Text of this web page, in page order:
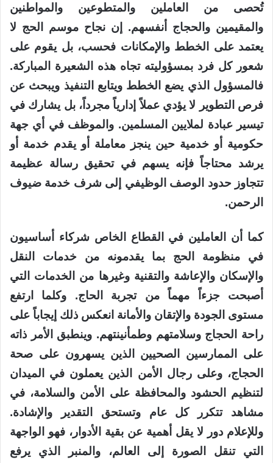
تُحصى من العاملين والمتطوعين والمواطنين
والمقيمين والحجاج أنفسهم. إن نجاح موسم الحج لا
يعتمد على الخطط والإمكانات فحسب، بل يقوم على
شعور كل فرد بمسؤوليته تجاه هذه الشعيرة المباركة.
فالمسؤول الذي يضع الخطط ويتابع التنفيذ ويبحث عن
فرص التطوير لا يؤدي عملاً إدارياً مجرداً، بل يشارك في
تيسير عبادة لملايين المسلمين. والموظف في أي جهة
حكومية أو خدمية حين ينجز معاملة أو يقدم خدمة أو
يرشد محتاجاً فإنه يسهم في تحقيق رسالة عظيمة
تتجاوز حدود الوصف الوظيفي إلى شرف خدمة ضيوف
الرحمن.
كما أن العاملين في القطاع الخاص شركاء أساسيون
في منظومة الحج بما يقدمونه من خدمات النقل
والإسكان والإعاشة والتقنية وغيرها من الخدمات التي
أصبحت جزءاً مهماً من تجربة الحاج. وكلما ارتفع
مستوى الجودة والإتقان والأمانة انعكس ذلك إيجاباً على
راحة الحجاج وسلامتهم وطمأنينتهم. وينطبق الأمر ذاته
على الممارسين الصحيين الذين يسهرون على صحة
الحجاج، وعلى رجال الأمن الذين يعملون في الميدان
لتنظيم الحشود والمحافظة على الأمن والسلامة، في
مشاهد تتكرر كل عام وتستحق التقدير والإشادة.
وللإعلام دور لا يقل أهمية عن بقية الأدوار، فهو الواجهة
التي تنقل الصورة إلى العالم، والمنبر الذي يرفع